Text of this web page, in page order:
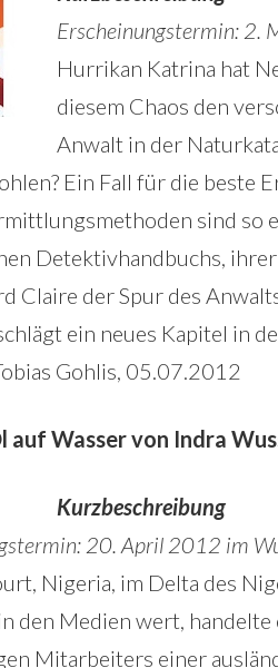
Erscheinungstermin: 2.
Hurrikan Katrina hat
diesem Chaos den
Anwalt in der
Ein Fall für die
sind so
Detektivhandbuchs,
Claire der Spur des
ein neues Kapitel in
Gohlis, 05.07.2012
auf Wasser von Indra
Kurzbeschreibung
20. April 2012 im
Nigeria, im Delta des
den Medien wert,
Mitarbeiters einer